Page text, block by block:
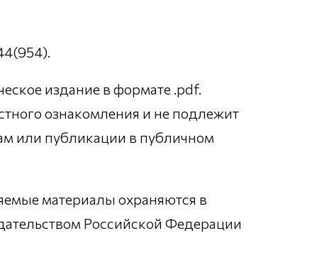
издание в формате .pdf.
ознакомления и не подлежит
или публикации в публичном
материалы охраняются в
Российской Федерации